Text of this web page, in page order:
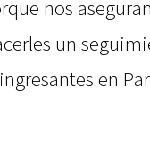
nos
un
en